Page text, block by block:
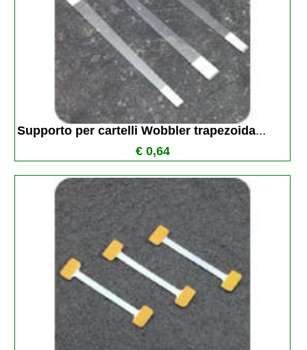
Supporto per cartelli Wobbler trapezoida...
€ 0,64